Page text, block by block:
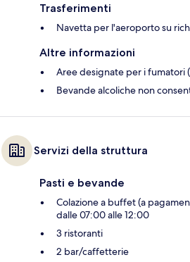
Trasferimenti
Navetta per l'aeroporto su
Altre informazioni
Aree designate per i fumatori
Bevande alcoliche non
Servizi della struttura
Pasti e bevande
Colazione a buffet (a
dalle 07:00 alle 12:00
3 ristoranti
2 bar/caffetterie